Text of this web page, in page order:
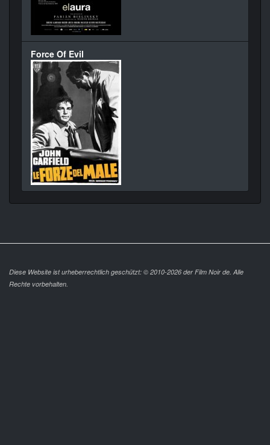
Force Of Evil
Diese Website ist urheberrechtlich geschützt: © 2010-2026 der Film Noir de. Alle
Rechte vorbehalten.